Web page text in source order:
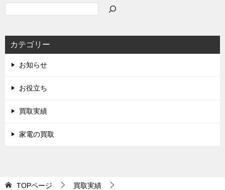
カテゴリー
お知らせ
お役立ち
買取実績
家電の買取
TOPページ
買取実績